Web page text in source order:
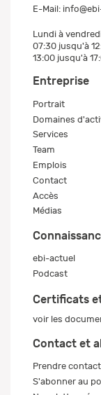
E-Mail:
Lundi à
07:30 jusqu'à
13:00 jusqu'à
Entreprise
Portrait
Domaines
Services
Team
Emplois
Contact
Accès
Médias
ebi-actuel
Podcast
Certificats
voir les
Contact et
Prendre contact
S'abonner au